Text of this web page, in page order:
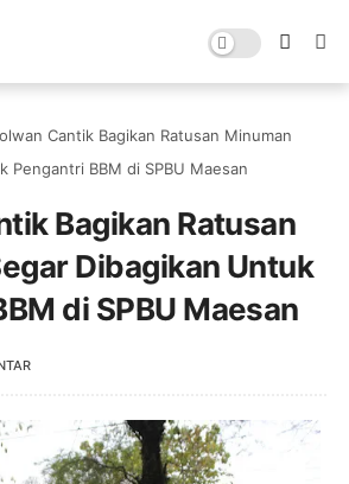
Cantik Bagikan Ratusan Minuman
Pengantri BBM di SPBU Maesan
Bagikan Ratusan
Dibagikan Untuk
di SPBU Maesan